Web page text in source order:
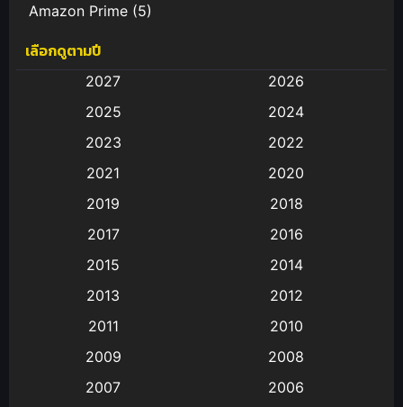
Amazon Prime (5)
Anal (ประตูหลัง)
Animation การ์ตูน
Animation อนิเมะ
Animation แอนิเมชัน
(9)
Big tits (นมใหญ่)
เลือกดูตามปี
2027
2026
2025
2024
2023
2022
2021
2020
2019
2018
2017
2016
2015
2014
2013
2012
2011
2010
2009
2008
2007
2006